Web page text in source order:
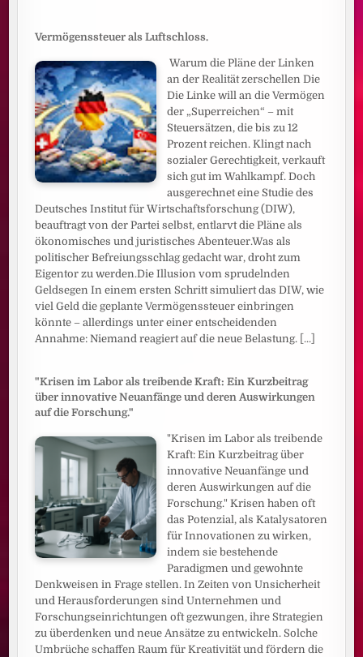
Vermögenssteuer als Luftschloss.
Warum die Pläne der Linken
an der Realität zerschellen Die
Die Linke will an die Vermögen
der „Superreichen“ – mit
Steuersätzen, die bis zu 12
Prozent reichen. Klingt nach
sozialer Gerechtigkeit, verkauft
sich gut im Wahlkampf. Doch
ausgerechnet eine Studie des
Deutsches Institut für Wirtschaftsforschung (DIW),
beauftragt von der Partei selbst, entlarvt die Pläne als
ökonomisches und juristisches Abenteuer.Was als
politischer Befreiungsschlag gedacht war, droht zum
Eigentor zu werden.Die Illusion vom sprudelnden
Geldsegen In einem ersten Schritt simuliert das DIW, wie
viel Geld die geplante Vermögenssteuer einbringen
könnte – allerdings unter einer entscheidenden
Annahme: Niemand reagiert auf die neue Belastung. [...]
"Krisen im Labor als treibende Kraft: Ein Kurzbeitrag
über innovative Neuanfänge und deren Auswirkungen
auf die Forschung."
"Krisen im Labor als treibende
Kraft: Ein Kurzbeitrag über
innovative Neuanfänge und
deren Auswirkungen auf die
Forschung." Krisen haben oft
das Potenzial, als Katalysatoren
für Innovationen zu wirken,
indem sie bestehende
Paradigmen und gewohnte
Denkweisen in Frage stellen. In Zeiten von Unsicherheit
und Herausforderungen sind Unternehmen und
Forschungseinrichtungen oft gezwungen, ihre Strategien
zu überdenken und neue Ansätze zu entwickeln. Solche
Umbrüche schaffen Raum für Kreativität und fördern die